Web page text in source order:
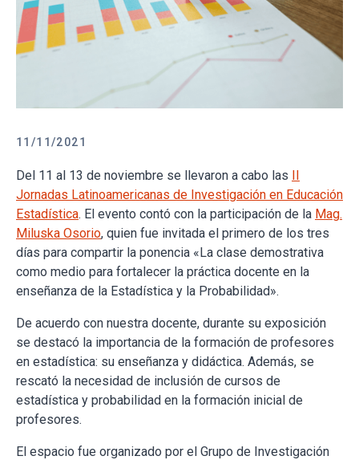
11/11/2021
Del 11 al 13 de noviembre se llevaron a cabo las II
Jornadas Latinoamericanas de Investigación en Educación
Estadística. El evento contó con la participación de la Mag.
Miluska Osorio, quien fue invitada el primero de los tres
días para compartir la ponencia «La clase demostrativa
como medio para fortalecer la práctica docente en la
enseñanza de la Estadística y la Probabilidad».
De acuerdo con nuestra docente, durante su exposición
se destacó la importancia de la formación de profesores
en estadística: su enseñanza y didáctica. Además, se
rescató la necesidad de inclusión de cursos de
estadística y probabilidad en la formación inicial de
profesores.
El espacio fue organizado por el Grupo de Investigación